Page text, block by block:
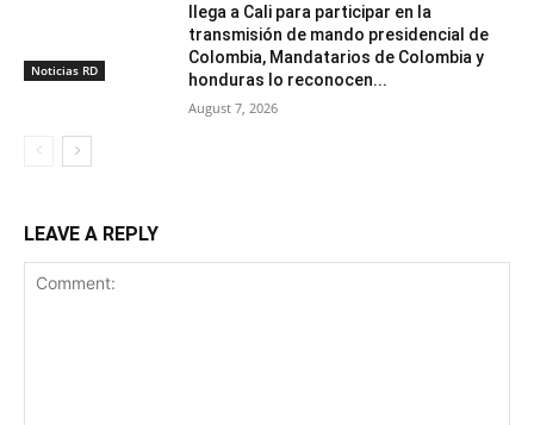
Noticias RD
llega a Cali para participar en la
transmisión de mando presidencial de
Colombia, Mandatarios de Colombia y
honduras lo reconocen...
August 7, 2026
LEAVE A REPLY